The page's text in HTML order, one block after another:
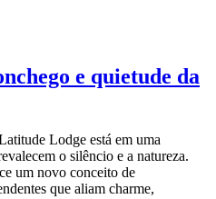
e quietude da
Lodge está em uma
o silêncio e a natureza.
um novo conceito de
que aliam charme,